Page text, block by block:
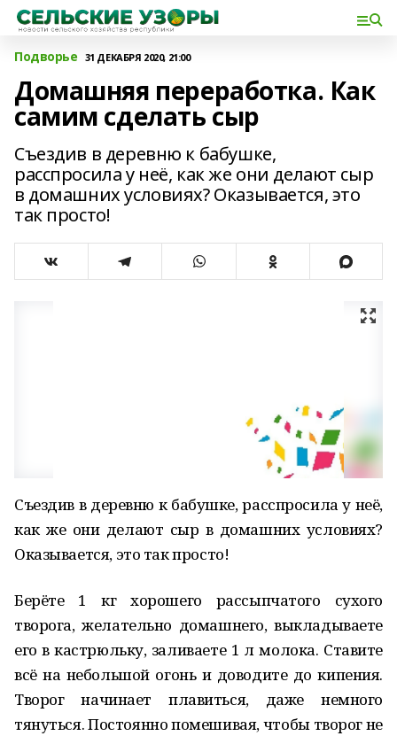
Подворье 31 ДЕКАБРЯ 2020, 21:00
Домашняя переработка. Как
самим сделать сыр
Съездив в деревню к бабушке,
расспросила у неё, как же они делают сыр
в домашних условиях? Оказывается, это
так просто!
Съездив в деревню к бабушке, расспросила у неё,
как же они делают сыр в домашних условиях?
Оказывается, это так просто!
Берёте 1 кг хорошего рассыпчатого сухого
творога, желательно домашнего, выкладываете
его в кастрюльку, заливаете 1 л молока. Ставите
всё на небольшой огонь и доводите до кипения.
Творог начинает плавиться, даже немного
тянуться. Постоянно помешивая, чтобы творог не